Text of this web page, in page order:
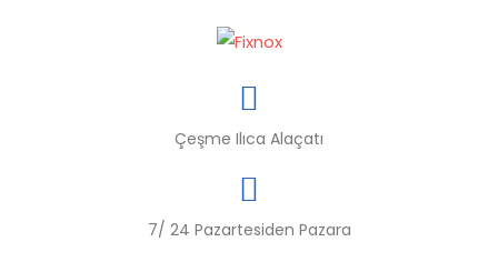
Çeşme Ilıca Alaçatı
7/ 24 Pazartesiden Pazara